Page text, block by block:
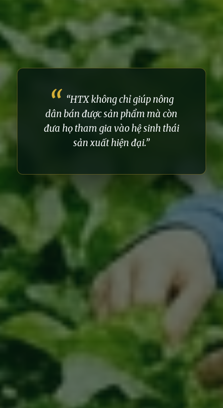
“HTX không chỉ giúp nông
dân bán được sản phẩm mà còn
đưa họ tham gia vào hệ sinh thái
sản xuất hiện đại.”